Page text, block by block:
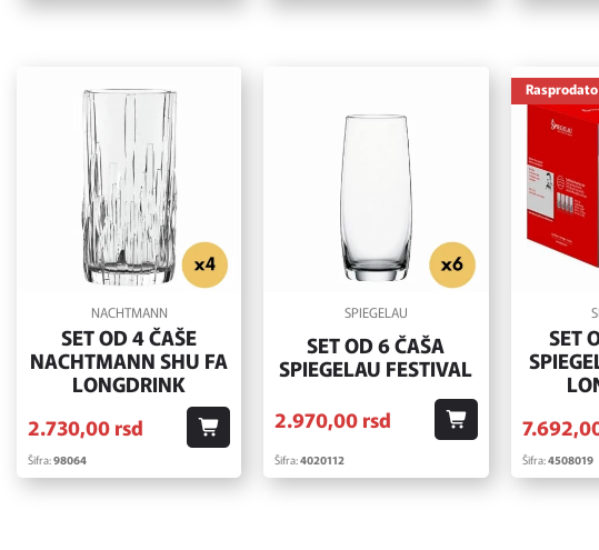
NACHTMANN
SET OD 4 ČAŠE
NACHTMANN SHU FA
LONGDRINK
2.730,00rsd
Šifra:98064
SPIEGELAU
SET OD 6 ČAŠA
SPIEGELAU FESTIVAL
2.970,00rsd
Šifra:4020112
Rasprodato
SET
7.692,
Šifra:4508019